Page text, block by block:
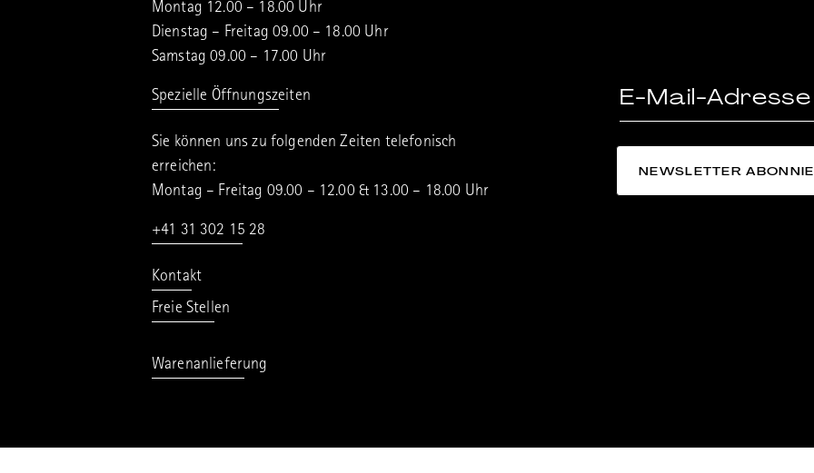
Montag 12.00 – 18.00 Uhr
Dienstag – Freitag 09.00 – 18.00 Uhr
Samstag 09.00 – 17.00 Uhr
Spezielle Öffnungszeiten
Sie können uns zu folgenden Zeiten telefonisch
erreichen:
Montag – Freitag 09.00 – 12.00 & 13.00 – 18.00 Uhr
+41 31 302 15 28
Kontakt
Freie Stellen
Warenanlieferung